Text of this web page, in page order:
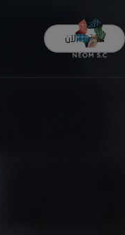
اشترك الآن